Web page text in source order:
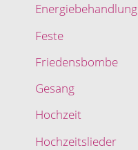
Energiebehandlung
Feste
Friedensbombe
Gesang
Hochzeit
Hochzeitslieder